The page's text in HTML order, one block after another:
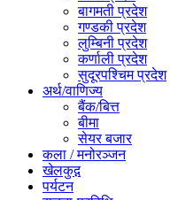
बागमती प्रदेश
गण्डकी प्रदेश
लुम्बिनी प्रदेश
कर्णाली प्रदेश
सुदूरपश्चिम प्रदेश
अर्थ/वाणिज्य
बैंक/बित्त
बीमा
सेयर बजार
कला / मनोरञ्जन
खेलकुद़़
पर्यटन